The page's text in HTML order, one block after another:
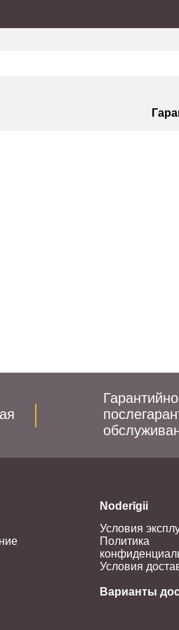
Noderīgii
Условия
Политика
Условия
Варианты